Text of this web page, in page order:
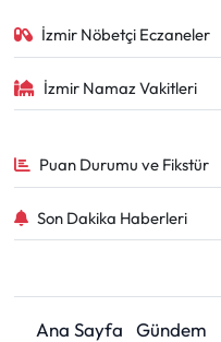
İzmir Nöbetçi Eczaneler
İzmir Namaz Vakitleri
Puan Durumu ve Fikstür
Son Dakika Haberleri
Ana Sayfa Gündem